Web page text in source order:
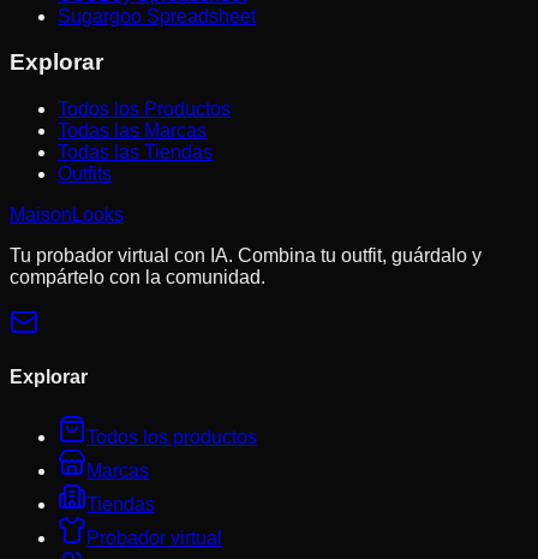
Sugargoo Spreadsheet
Explorar
Todos los Productos
Todas las Marcas
Todas las Tiendas
Outfits
MaisonLooks
Tu probador virtual con IA. Combina tu outfit, guárdalo y
compártelo con la comunidad.
Explorar
Todos los productos
Marcas
Tiendas
Probador virtual